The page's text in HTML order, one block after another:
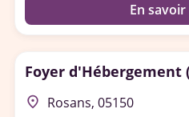
En
Foyer d'Hébergement
place Rosans, 05150